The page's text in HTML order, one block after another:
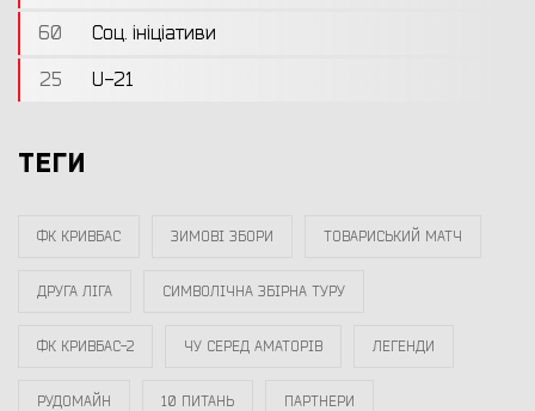
60
Соц. ініціативи
25
U-21
ТЕГИ
ФК КРИВБАС ЗИМОВІ ЗБОРИ ТОВАРИСЬКИЙ МАТЧ
ДРУГА ЛІГА СИМВОЛІЧНА ЗБІРНА ТУРУ
ФК КРИВБАС-2 ЧУ СЕРЕД АМАТОРІВ ЛЕГЕНДИ
РУДОМАЙН 10 ПИТАНЬ ПАРТНЕРИ